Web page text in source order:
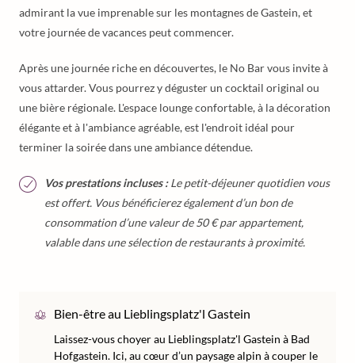
admirant la vue imprenable sur les montagnes de Gastein, et
votre journée de vacances peut commencer.
Après une journée riche en découvertes, le No Bar vous invite à
vous attarder. Vous pourrez y déguster un cocktail original ou
une bière régionale. L'espace lounge confortable, à la décoration
élégante et à l'ambiance agréable, est l'endroit idéal pour
terminer la soirée dans une ambiance détendue.
Vos prestations incluses :Le petit-déjeuner quotidien vous
est offert. Vous bénéficierez également d’un bon de
consommation d’une valeur de 50 € par appartement,
valable dans une sélection de restaurants à proximité.
Bien-être au Lieblingsplatz'l Gastein
Laissez-vous choyer au Lieblingsplatz'l Gastein à Bad
Hofgastein. Ici, au cœur d’un paysage alpin à couper le